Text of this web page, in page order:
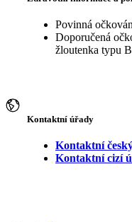
Povinná
Doporučená
žloutenka typu B
Kontaktní úřady
Kontaktní
Kontaktní cizí